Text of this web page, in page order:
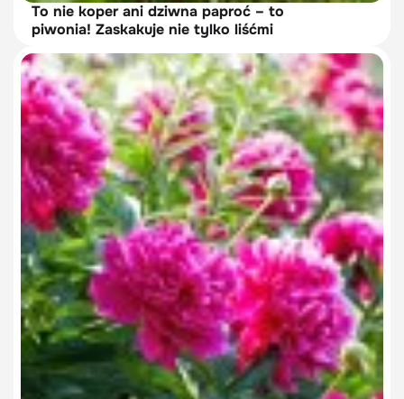
To nie koper ani dziwna paproć – to
piwonia! Zaskakuje nie tylko liśćmi